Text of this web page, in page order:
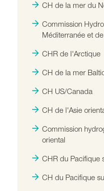
CH de la mer du
Commission
Méditerranée et
CHR de l'Arctique
CH de la mer
CH US/Canada
CH de l'Asie
Commission
oriental
CHR du Pacifique
CH du Pacifique